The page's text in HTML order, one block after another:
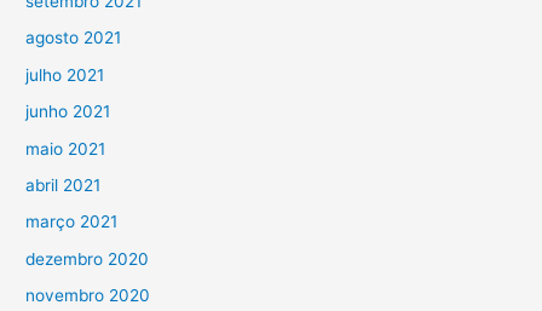
agosto 2021
julho 2021
junho 2021
maio 2021
abril 2021
março 2021
dezembro 2020
novembro 2020